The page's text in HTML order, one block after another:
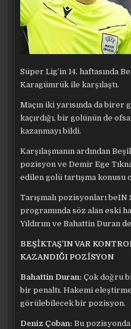
Süper Lig’in 14. haftasında
Karagümrük ile karşılaştı.
Maçın iki yarısında da birer
kaçırdığı, bir golünün de
kazanmayı bildi.
Karşılaşmanın ardından
pozisyon ve Demir Ege
edilen golü tartışma konusu
Tarışmalı pozisyonları beIN
programında söz alan eski
Yıldırım ve Bahattin Duran
BEŞİKTAŞ’IN VAR
KAZANDIĞI POZİSYON
Bahattin Duran: Çok doğru
bir penaltı. Hakemi
görülebilecek bir pozisyon.
Deniz Çoban: Bu